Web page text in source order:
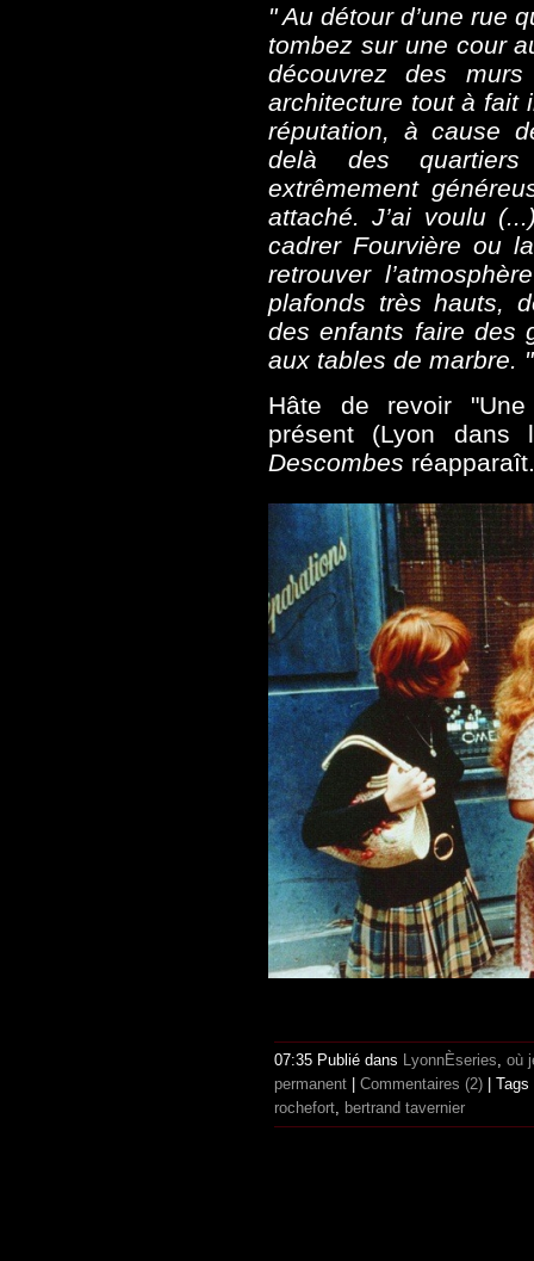
" Au détour d’une rue
tombez sur une cour
découvrez des
architecture tout à fait
réputation, à cause
delà des
extrêmement
attaché. J’ai voulu
cadrer Fourvière ou
retrouver
plafonds très hauts,
des enfants faire des
aux tables de marbre.
Hâte de revoir
présent (Lyon
Descombes réapparaît.
07:35 Publié dans LyonnÈseries, où
permanent
Commentaires (2) |
rochefort, bertrand tavernier